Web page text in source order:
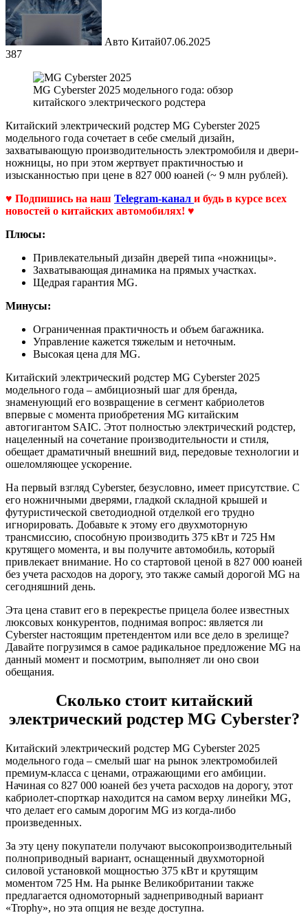
Авто Китай07.06.2025
387
MG Cyberster 2025 модельного года: обзор
китайского электрического родстера
Китайский электрический родстер MG Cyberster 2025
модельного года сочетает в себе смелый дизайн,
захватывающую производительность электромобиля и двери-
ножницы, но при этом жертвует практичностью и
изысканностью при цене в 827 000 юаней (~ 9 млн рублей).
♥ Подпишись на наш Telegram-канал и будь в курсе всех
новостей о китайских автомобилях! ♥
Плюсы:
Привлекательный дизайн дверей типа «ножницы».
Захватывающая динамика на прямых участках.
Щедрая гарантия MG.
Минусы:
Ограниченная практичность и объем багажника.
Управление кажется тяжелым и неточным.
Высокая цена для MG.
Китайский электрический родстер MG Cyberster 2025
модельного года – амбициозный шаг для бренда,
знаменующий его возвращение в сегмент кабриолетов
впервые с момента приобретения MG китайским
автогигантом SAIC. Этот полностью электрический родстер,
нацеленный на сочетание производительности и стиля,
обещает драматичный внешний вид, передовые технологии и
ошеломляющее ускорение.
На первый взгляд Cyberster, безусловно, имеет присутствие. С
его ножничными дверями, гладкой складной крышей и
футуристической светодиодной отделкой его трудно
игнорировать. Добавьте к этому его двухмоторную
трансмиссию, способную производить 375 кВт и 725 Нм
крутящего момента, и вы получите автомобиль, который
привлекает внимание. Но со стартовой ценой в 827 000 юаней
без учета расходов на дорогу, это также самый дорогой MG на
сегодняшний день.
Эта цена ставит его в перекрестье прицела более известных
люксовых конкурентов, поднимая вопрос: является ли
Cyberster настоящим претендентом или все дело в зрелище?
Давайте погрузимся в самое радикальное предложение MG на
данный момент и посмотрим, выполняет ли оно свои
обещания.
Сколько стоит китайский
электрический родстер MG Cyberster?
Китайский электрический родстер MG Cyberster 2025
модельного года – смелый шаг на рынок электромобилей
премиум-класса с ценами, отражающими его амбиции.
Начиная со 827 000 юаней без учета расходов на дорогу, этот
кабриолет-спорткар находится на самом верху линейки MG,
что делает его самым дорогим MG из когда-либо
произведенных.
За эту цену покупатели получают высокопроизводительный
полноприводный вариант, оснащенный двухмоторной
силовой установкой мощностью 375 кВт и крутящим
моментом 725 Нм. На рынке Великобритании также
предлагается одномоторный заднеприводный вариант
«Trophy», но эта опция не везде доступна.